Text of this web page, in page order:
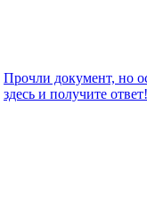
Прочли документ, но
здесь и получите ответ!